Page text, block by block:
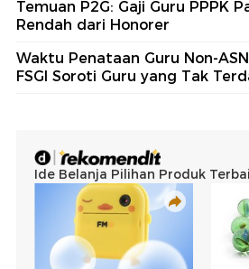
Temuan P2G: Gaji Guru PPPK
Rendah dari Honorer
Waktu Penataan Guru Non-
FSGI Soroti Guru yang Tak